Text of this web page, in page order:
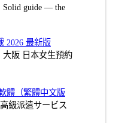
Solid guide — the
2026 最新版
大阪 日本女生預約
體（繁體中文版
級派遣サービス